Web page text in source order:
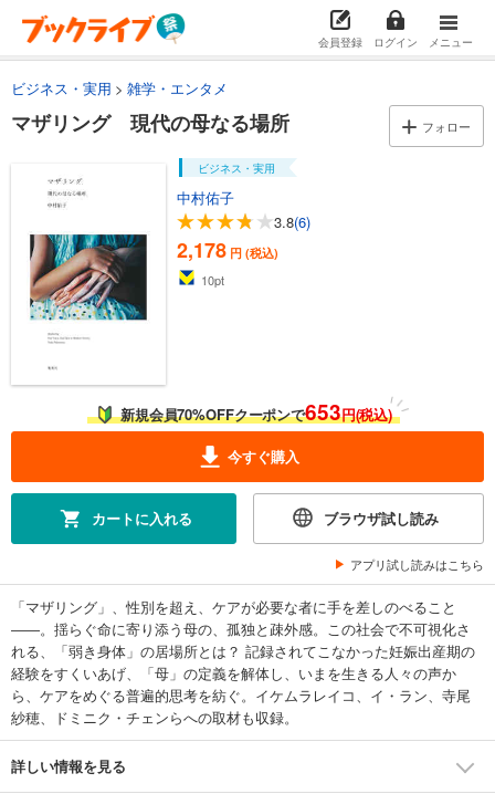
会員登録 ログイン メニュー
ビジネス・実用 雑学・エンタメ
マザリング 現代の母なる場所 フォロー
ビジネス・実用
中村佑子
3.8(6)
2,178 円 (税込)
10pt
新規会員70%OFFクーポンで653円(税込)
今すぐ購入
カートに入れる ブラウザ試し読み
アプリ試し読みはこちら
「マザリング」、性別を超え、ケアが必要な者に手を差しのべること
――。揺らぐ命に寄り添う母の、孤独と疎外感。この社会で不可視化さ
れる、「弱き身体」の居場所とは？ 記録されてこなかった妊娠出産期の
経験をすくいあげ、「母」の定義を解体し、いまを生きる人々の声か
ら、ケアをめぐる普遍的思考を紡ぐ。イケムラレイコ、イ・ラン、寺尾
紗穂、ドミニク・チェンらへの取材も収録。
詳しい情報を見る